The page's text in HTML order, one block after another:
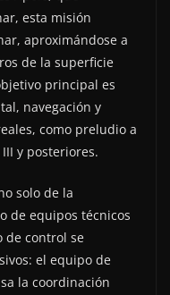
esta misión
aproximándose a
de la superficie
principal es
navegación y
como preludio a
y posteriores.
solo de la
de equipos técnicos
de control se
el equipo de
la coordinación